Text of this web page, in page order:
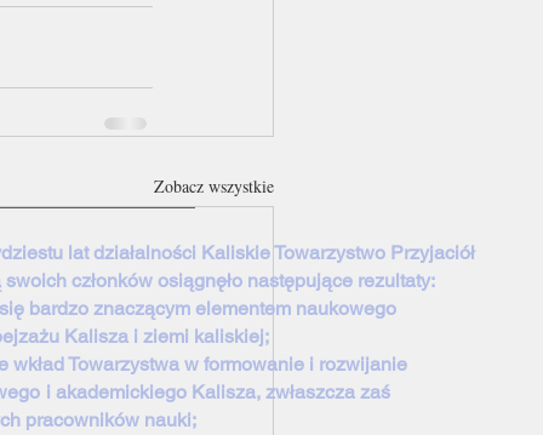
Zobacz wszystkie
lat działalności Kaliskie Towarzystwo Przyjaciół
członków osiągnęło następujące rezultaty:
bardzo znaczącym elementem naukowego
Kalisza i ziemi kaliskiej;
wkład Towarzystwa w formowanie i rozwijanie
i akademickiego Kalisza, zwłaszcza zaś
pracowników nauki;